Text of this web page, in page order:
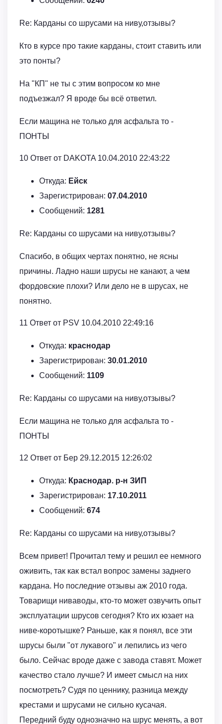
Re: Карданы со шрусами на ниву,отзывы?
Кто в курсе про такие карданы, стоит ставить или
это понты?
На "КП" не ты с этим вопросом ко мне
подъезжал? Я вроде бы всё ответил.
Если мащина не только для асфальта то -
ПОНТЫ
10 Ответ от DAKOTA 10.04.2010 22:43:22
Откуда: Ейск
Зарегистрирован: 07.04.2010
Сообщений: 1281
Re: Карданы со шрусами на ниву,отзывы?
Спасибо, в общих чертах понятно, не ясны
причины. Ладно наши шрусы не канают, а чем
фордовские плохи? Или дело не в шрусах, не
понятно.
11 Ответ от PSV 10.04.2010 22:49:16
Откуда: краснодар
Зарегистрирован: 30.01.2010
Сообщений: 1109
Re: Карданы со шрусами на ниву,отзывы?
Если мащина не только для асфальта то -
ПОНТЫ
12 Ответ от Бер 29.12.2015 12:26:02
Откуда: Краснодар. р-н ЗИП
Зарегистрирован: 17.10.2011
Сообщений: 674
Re: Карданы со шрусами на ниву,отзывы?
Всем привет! Прочитал тему и решил ее немного
оживить, так как встал вопрос замены заднего
кардана. Но последние отзывы аж 2010 года.
Товарищи ниваводы, кто-то может озвучить опыт
эксплуатации шрусов сегодня? Кто их юзает на
ниве-коротышке? Раньше, как я понял, все эти
шрусы были "от лукавого" и лепились из чего
было. Сейчас вроде даже с завода ставят. Может
качество стало лучше? И имеет смысл на них
посмотреть? Судя по ценнику, разница между
крестами и шрусами не сильно кусачая.
Передний буду однозначно на шрус менять, а вот